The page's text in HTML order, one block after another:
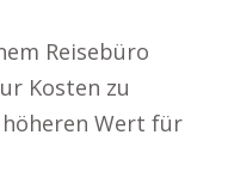
Reisebüro
Kosten zu
Wert für